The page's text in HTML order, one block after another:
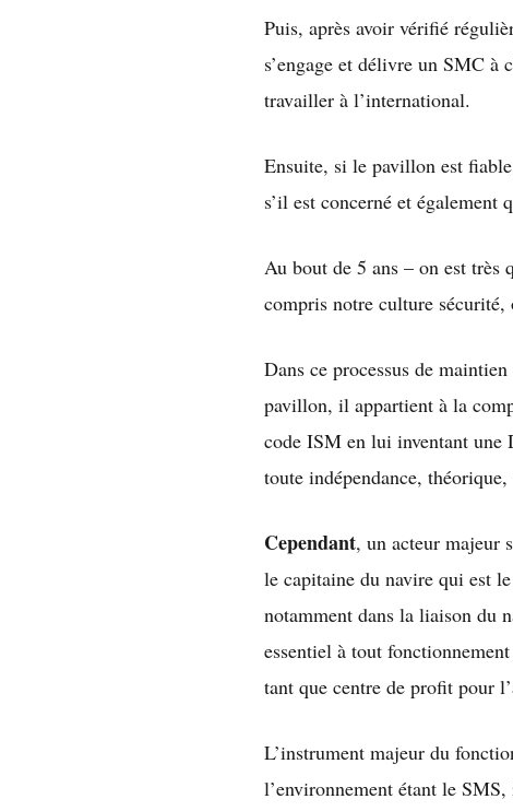
Puis, après avoir vérifié
s’engage et délivre un SMC à
travailler à l’international.
Ensuite, si le pavillon est
s’il est concerné et également
Au bout de 5 ans – on est
compris notre culture sécurité,
Dans ce processus de
pavillon, il appartient à la
code ISM en lui inventant une
toute indépendance,
Cependant, un acteur majeur
le capitaine du navire qui est le
notamment dans la liaison du
essentiel à tout
tant que centre de profit pour
L’instrument majeur du
l’environnement étant le